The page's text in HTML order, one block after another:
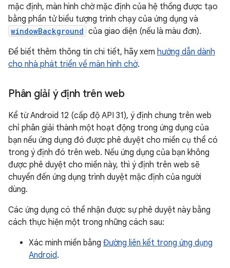
mặc định, màn hình chờ mặc định của hệ thống được tạo
bằng phần tử biểu tượng trình chạy của ứng dụng và
windowBackground của giao diện (nếu là màu đơn).
Để biết thêm thông tin chi tiết, hãy xem hướng dẫn dành
cho nhà phát triển về màn hình chờ.
Phân giải ý định trên web
Kể từ Android 12 (cấp độ API 31), ý định chung trên web
chỉ phân giải thành một hoạt động trong ứng dụng của
bạn nếu ứng dụng đó được phê duyệt cho miền cụ thể có
trong ý định đó trên web. Nếu ứng dụng của bạn không
được phê duyệt cho miền này, thì ý định trên web sẽ
chuyển đến ứng dụng trình duyệt mặc định của người
dùng.
Các ứng dụng có thể nhận được sự phê duyệt này bằng
cách thực hiện một trong những cách sau:
Xác minh miền bằng Đường liên kết trong ứng dụng
Android.